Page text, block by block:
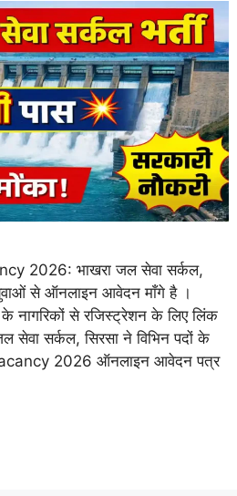
2026: भाखरा जल सेवा सर्कल,
से ऑनलाइन आवेदन माँगे है ।
के नागरिकों से रजिस्ट्रेशन के लिए लिंक
सेवा सर्कल, सिरसा ने विभिन पदों के
2026 ऑनलाइन आवेदन पत्र